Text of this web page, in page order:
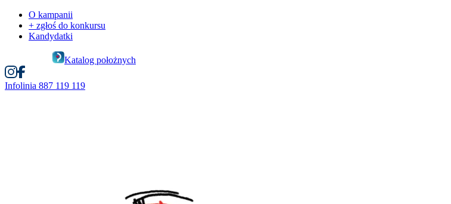
O kampanii
+ zgłoś do konkursu
Kandydatki
Katalog położnych
Infolinia 887 119 119